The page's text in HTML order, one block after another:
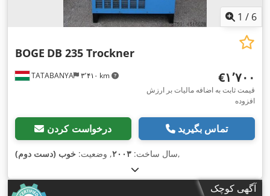
1 / 6
TATABANYA ۳٬۴۱۰ km
BOGE DB 235 Trockner
‎€۱٬۷۰۰
قیمت ثابت به اضافه مالیات بر ارزش
افزوده
درخواست کردن تماس بگیرید
سال ساخت: ۲۰۰۳, وضعیت: خوب (دست دوم) ,
آگهی کوچک